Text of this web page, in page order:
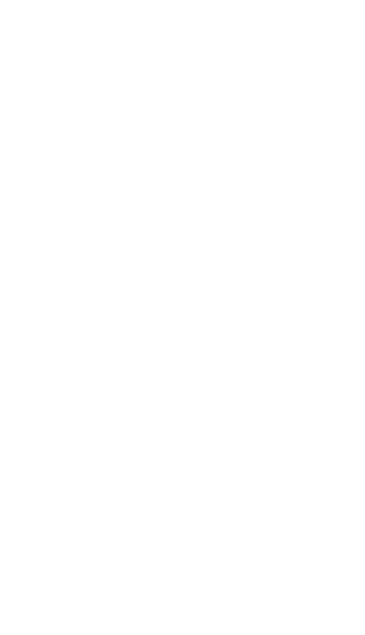
od 14:00 hodin, odhlášení do 12:00 hodin), lobby, sejf (za poplatek),
Úklid pokojů je zdarma.
a lehátka (zdarma). Bar u bazénu nabízí hostům osvěžující nápoje. (otevřeno
Nabídka wellness: slunečná terasa případně za poplatek.
a TV s místními kanály. Ručníky jsou měněny 3x za týden. Velikost: cca
kanály. Ručníky jsou měněny 3x za týden.
a TV s místními kanály. Ručníky jsou měněny 3x za týden.